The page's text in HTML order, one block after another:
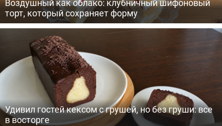
Воздушный как облако: клубничный шифоновый
торт, который сохраняет форму
Удивил гостей кексом с грушей, но без груши: все
в восторге